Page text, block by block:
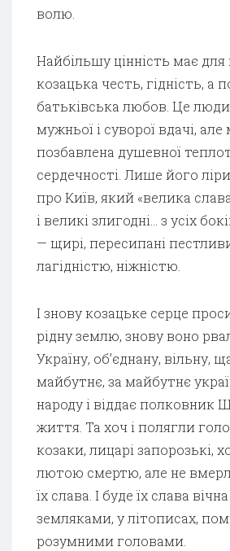
волю.
Найбільшу цінність має
козацька честь, гідність, а
батьківська любов. Це
мужньої і суворої вдачі,
позбавлена душевної
сердечності. Лише його
про Київ, який «велика
і великі злигодні… з усіх
— щирі, пересипані
лагідністю, ніжністю.
І знову козацьке серце
рідну землю, знову воно
Україну, об’єднану, вільну,
майбутнє, за майбутнє
народу і віддає полковник
життя. Та хоч і полягли
козаки, лицарі запорозькі,
лютою смертю, але не
їх слава. І буде їх слава
земляками, у літописах,
розумними головами.